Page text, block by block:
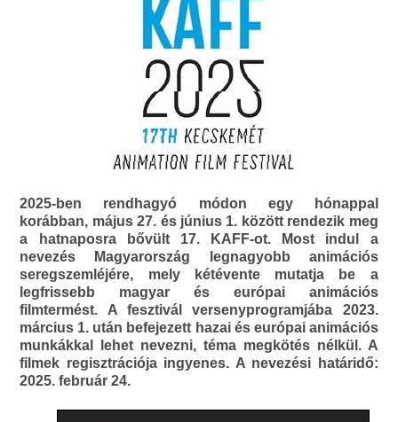
2025-ben rendhagyó módon egy hónappal
korábban, május 27. és június 1. között rendezik meg
a hatnaposra bővült 17. KAFF-ot. Most indul a
nevezés Magyarország legnagyobb animációs
seregszemléjére, mely kétévente mutatja be a
legfrissebb magyar és európai animációs
filmtermést. A fesztivál versenyprogramjába 2023.
március 1. után befejezett hazai és európai animációs
munkákkal lehet nevezni, téma megkötés nélkül. A
filmek regisztrációja ingyenes. A nevezési határidő:
2025. február 24.